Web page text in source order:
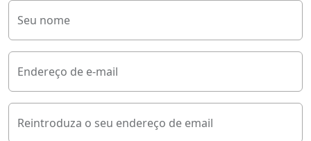
Seu nome
Endereço de e-mail
Reintroduza o seu endereço de email